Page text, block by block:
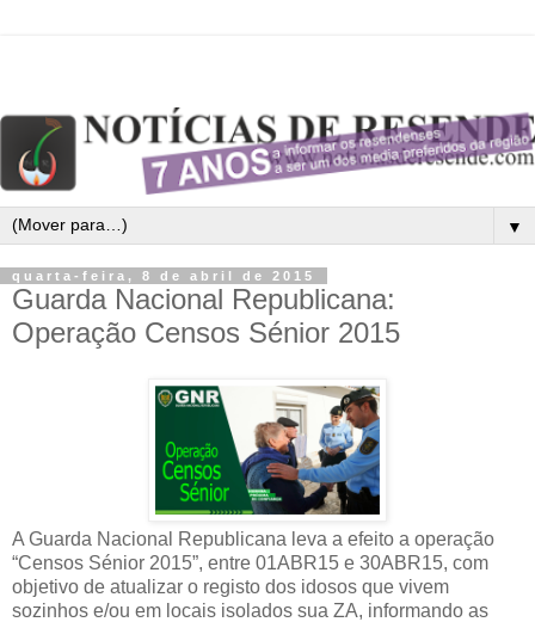
▼
quarta-feira, 8 de abril de 2015
Guarda Nacional Republicana:
Operação Censos Sénior 2015
A Guarda Nacional Republicana leva a efeito a operação
“Censos Sénior 2015”, entre 01ABR15 e 30ABR15, com
objetivo de atualizar o registo dos idosos que vivem
sozinhos e/ou em locais isolados sua ZA, informando as